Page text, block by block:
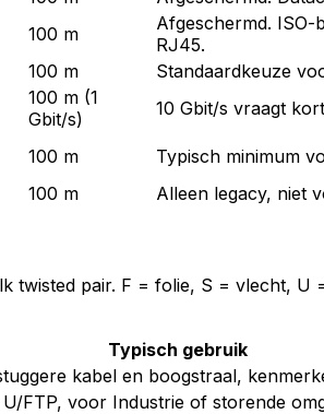
100 m
Afgeschermd. ISO-
RJ45.
100 m
Standaardkeuze
100 m (1
Gbit/s)
10 Gbit/s vraagt
100 m
Typisch minimum
100 m Alleen legacy, niet
twisted pair. F = folie, S = vlecht,
Typisch gebruik
kabel en boogstraal,
FTP, voor Industrie of storende